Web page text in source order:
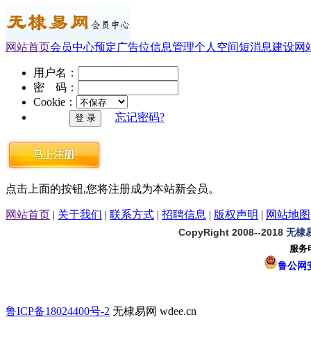
网站首页会员中心预定广告位信息管理个人空间短消息建设网
用户名：
密 码：
Cookie：
忘记密码?
点击上面的按钮,您将注册成为本站新会员。
网站首页 | 关于我们 | 联系方式 | 招聘信息 | 版权声明 | 网站地图
CopyRight 2008--2018 无棣
服务
鲁公网
鲁ICP备18024400号-2 无棣易网 wdee.cn